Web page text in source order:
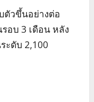
ตัวขึ้นอย่างต่อ
อบ 3 เดือน หลัง
ะดับ 2,100